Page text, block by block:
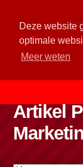
Deze website
optimale
Meer weten
Artikel